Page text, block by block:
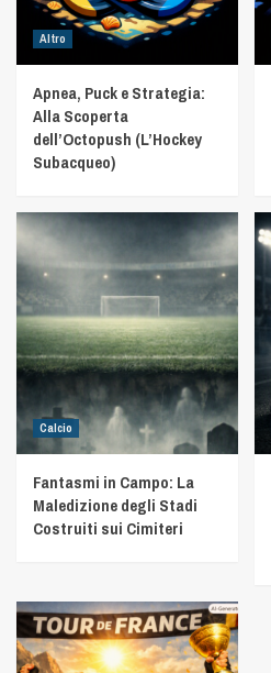
Altro
Apnea, Puck e Strategia:
Alla Scoperta
dell’Octopush (L’Hockey
Subacqueo)
Calcio
Fantasmi in Campo: La
Maledizione degli Stadi
Costruiti sui Cimiteri